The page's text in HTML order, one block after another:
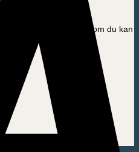
resultat og en lakk som du kan